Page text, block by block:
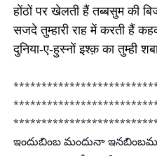
होंठों पर खेलती हैं तब्बसुम की
सजदे तुम्हारी राह में करती हैं
दुनिया-ए-हुस्नों इश्क़ का तुम्ही
ఇందుబింబ మందునా